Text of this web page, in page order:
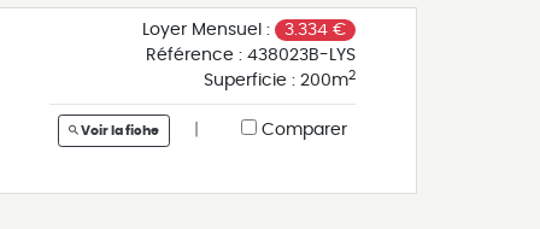
Loyer Mensuel : 3.334 €
Référence :438023B-LYS
Superficie :200m2
Voir la fiche Comparer